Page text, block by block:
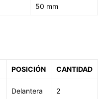
50 mm
POSICIÓN CANTIDAD
Delantera 2